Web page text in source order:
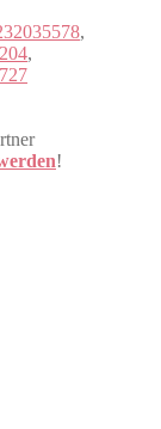
,
,
!